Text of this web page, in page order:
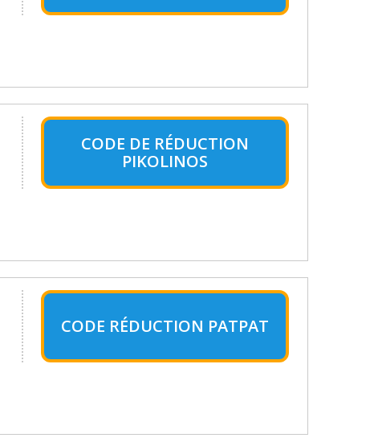
CODE DE RÉDUCTION
PIKOLINOS
CODE RÉDUCTION PATPAT